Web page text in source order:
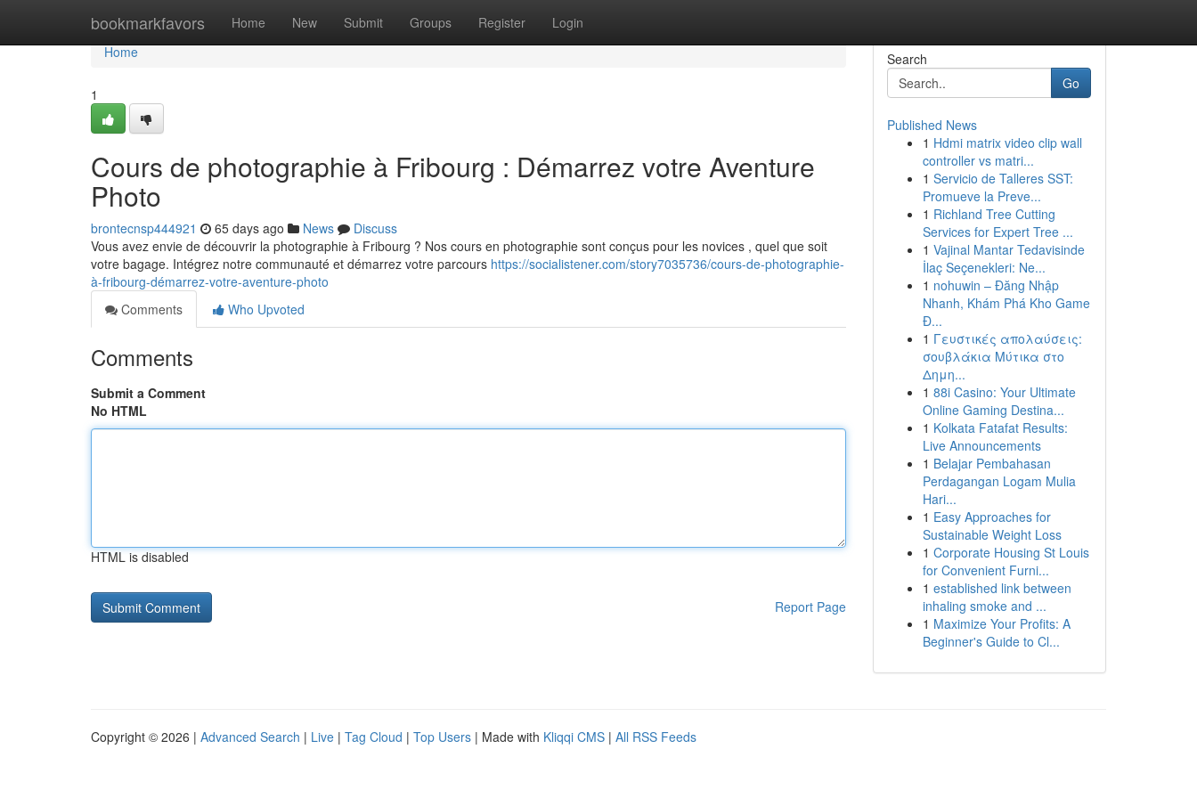
bookmarkfavors Home New Submit Groups Register Login
Home
Home
1
Cours de photographie à Fribourg : Démarrez votre Aventure
Photo
brontecnsp444921 65 days ago News
Discuss
Vous avez envie de découvrir la photographie à Fribourg ? Nos cours en photographie sont conçus pour les novices , quel que soit
votre bagage. Intégrez notre communauté et démarrez votre parcours https://socialistener.com/story7035736/cours-de-photographie-
à-fribourg-démarrez-votre-aventure-photo
Comments
Who Upvoted
Comments
Submit a Comment
No HTML
HTML is disabled
Report Page
Search
Go
Published News
1 Hdmi matrix video clip wall
controller vs matri...
1 Servicio de Talleres SST:
Promueve la Preve...
1 Richland Tree Cutting
Services for Expert Tree ...
1 Vajinal Mantar Tedavisinde
İlaç Seçenekleri: Ne...
1 nohuwin – Đăng Nhập
Nhanh, Khám Phá Kho Game
Đ...
1 Γευστικές απολαύσεις:
σουβλάκια Μύτικα στο
Δημη...
1 88i Casino: Your Ultimate
Online Gaming Destina...
1 Kolkata Fatafat Results:
Live Announcements
1 Belajar Pembahasan
Perdagangan Logam Mulia
Hari...
1 Easy Approaches for
Sustainable Weight Loss
1 Corporate Housing St Louis
for Convenient Furni...
1 established link between
inhaling smoke and ...
1 Maximize Your Profits: A
Beginner's Guide to Cl...
Copyright © 2026 | Advanced Search | Live | Tag Cloud | Top Users | Made with Kliqqi CMS | All RSS Feeds